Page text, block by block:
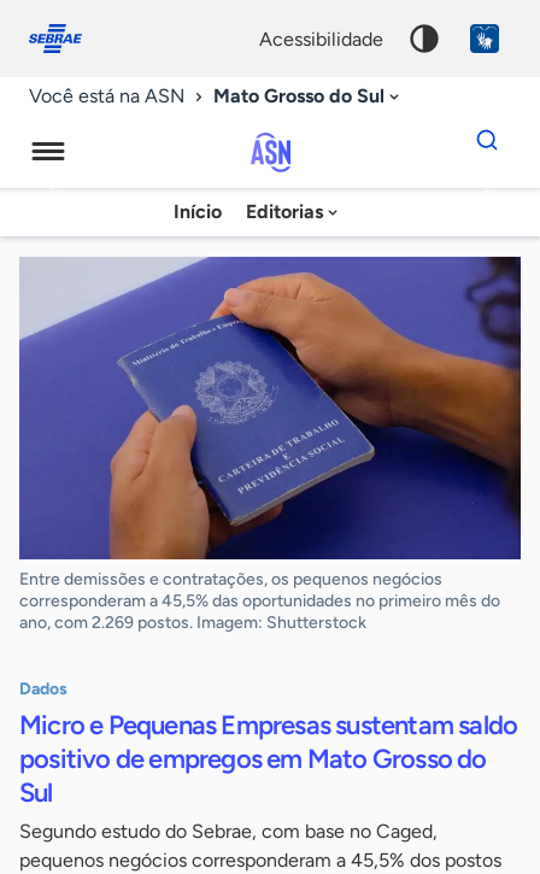
conosco
acessibilidade
Você está na ASN Mato Grosso do Sul
Agência
Sebrae
de
Notícias
Início Editorias
Dados
para
chave
Entre demissões e contratações, os pequenos negócios
corresponderam a 45,5% das oportunidades no primeiro mês do
ano, com 2.269 postos. Imagem: Shutterstock
Dados
Micro e Pequenas Empresas sustentam saldo
positivo de empregos em Mato Grosso do
Sul
Segundo estudo do Sebrae, com base no Caged,
pequenos negócios corresponderam a 45,5% dos postos